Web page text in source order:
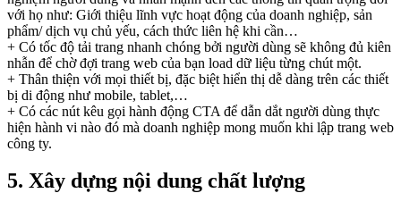
với họ như: Giới thiệu lĩnh vực hoạt động của doanh nghiệp, sản
phẩm/ dịch vụ chủ yếu, cách thức liên hệ khi cần…
+ Có tốc độ tải trang nhanh chóng bởi người dùng sẽ không đủ kiên
nhẫn để chờ đợi trang web của bạn load dữ liệu từng chút một.
+ Thân thiện với mọi thiết bị, đặc biệt hiển thị dễ dàng trên các thiết
bị di động như mobile, tablet,…
+ Có các nút kêu gọi hành động CTA để dẫn dắt người dùng thực
hiện hành vi nào đó mà doanh nghiệp mong muốn khi lập trang web
công ty.
5. Xây dựng nội dung chất lượng